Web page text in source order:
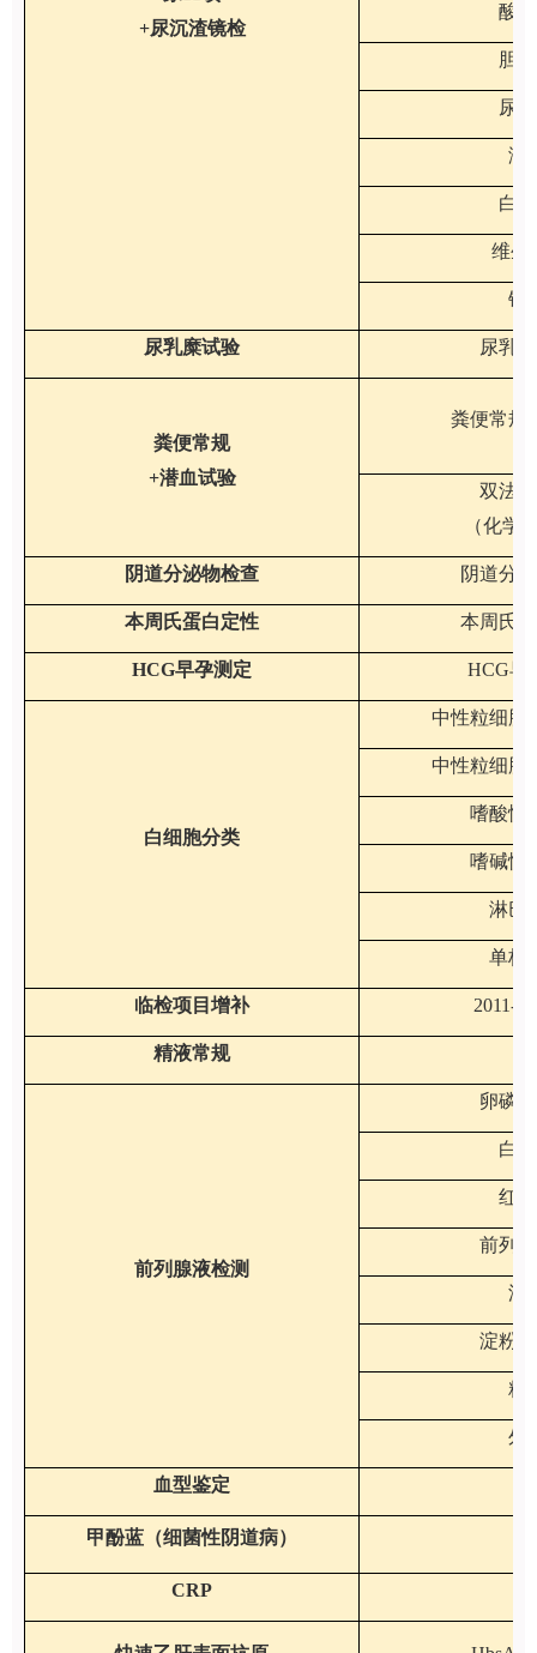
+尿沉渣镜检
酸
胆
尿
潜
白
维生
镜
尿乳糜试验 尿乳
粪便常规
+潜血试验
粪便常规
双法
（化学
阴道分泌物检查 阴道分
本周氏蛋白定性 本周氏
HCG早孕测定 HCG早
白细胞分类
中性粒细胞
中性粒细胞
嗜酸性
嗜碱性
淋巴
单核
临检项目增补 2011-
精液常规
前列腺液检测
卵磷
白
红
前列
滴
淀粉
精
外
血型鉴定
甲酚蓝（细菌性阴道病）
CRP